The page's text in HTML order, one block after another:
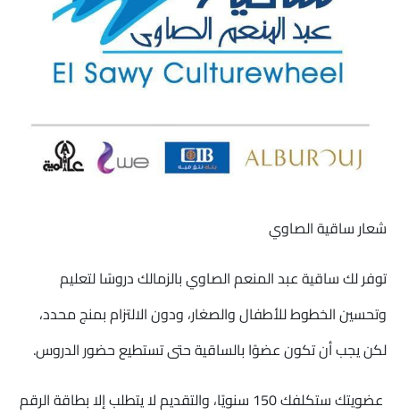
شعار ساقية الصاوي
توفر لك ساقية عبد المنعم الصاوي بالزمالك دروسًا لتعليم
وتحسين الخطوط للأطفال والصغار، ودون الالتزام بمنج محدد،
لكن يجب أن تكون عضوًا بالساقية حتى تستطيع حضور الدروس.
عضويتك ستكلفك 150 سنويًا، والتقديم لا يتطلب إلا بطاقة الرقم